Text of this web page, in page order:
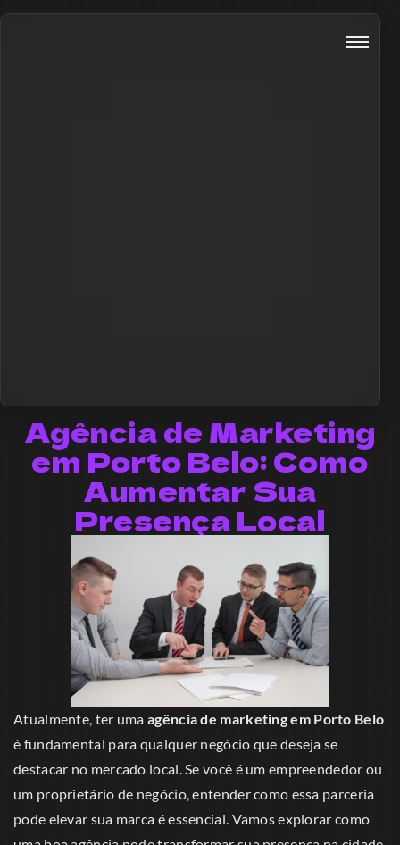
Agência de Marketing
em Porto Belo: Como
Aumentar Sua
Presença Local
Atualmente, ter uma agência de marketing em Porto Belo
é fundamental para qualquer negócio que deseja se
destacar no mercado local. Se você é um empreendedor ou
um proprietário de negócio, entender como essa parceria
pode elevar sua marca é essencial. Vamos explorar como